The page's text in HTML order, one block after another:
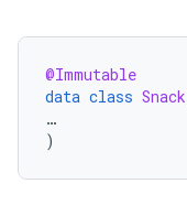
@Immutable
data class Snack
…
)